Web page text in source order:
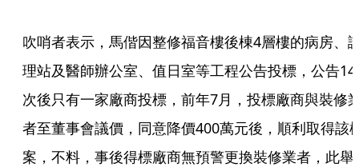
吹哨者表示，馬偕因整修福音樓後棟4層樓的病房、
理站及醫師辦公室、值日室等工程公告投標，公告14
次後只有一家廠商投標，前年7月，投標廠商與裝修
者至董事會議價，同意降價400萬元後，順利取得該
案，不料，事後得標廠商無預警更換裝修業者，此舉